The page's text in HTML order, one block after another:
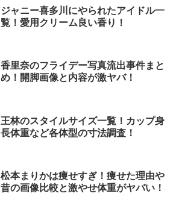
ジャニー喜多川にやられたアイドル一
覧！愛用クリーム良い香り！
香里奈のフライデー写真流出事件まと
め！開脚画像と内容が激ヤバ！
王林のスタイルサイズ一覧！カップ身
長体重など各体型の寸法調査！
松本まりかは痩せすぎ！痩せた理由や
昔の画像比較と激やせ体重がヤバい！